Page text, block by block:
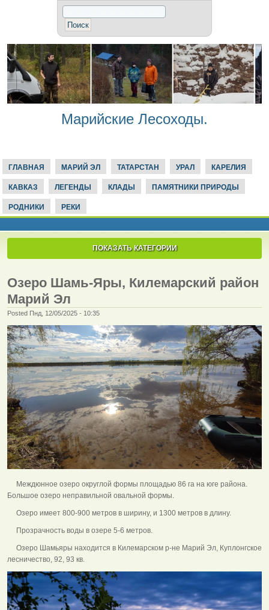
Марийские Лесоходы.
ГЛАВНАЯ МАРИЙ ЭЛ ТАТАРСТАН УРАЛ КАРЕЛИЯ
КАВКАЗ ЛЕГЕНДЫ КЛАДЫ ПАМЯТНИКИ ПРИРОДЫ
РОДНИКИ РЕКИ
ПОКАЗАТЬ КАТЕГОРИИ
Озеро Шамь-Яры, Килемарский район
Марий Эл
Posted Пнд, 12/05/2025 - 10:35
Междюнное озеро округлой формы площадью 86 га на юге района.
Большое озеро неправильной овальной формы.
Озеро имеет 800-900 метров в ширину, и 1300 метров в длину.
Прозрачность воды в озере 5-6 метров.
Озеро Шамьяры находится в Килемарском р-не Марий Эл, Куплонгское
лесничество, 92, 93 кв.